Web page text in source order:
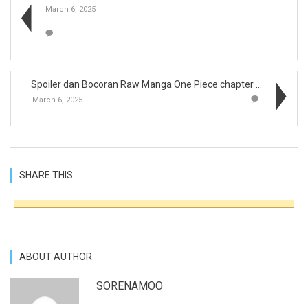
March 6, 2025
March 6, 2025
SHARE THIS
ABOUT AUTHOR
SORENAMOO